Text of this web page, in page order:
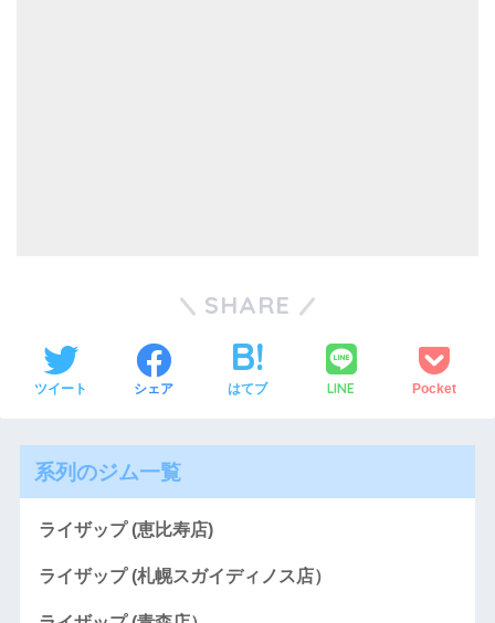
SHARE
ツイート シェア はてブ LINE Pocket
系列のジム一覧
ライザップ (恵比寿店)
ライザップ (札幌スガイディノス店）